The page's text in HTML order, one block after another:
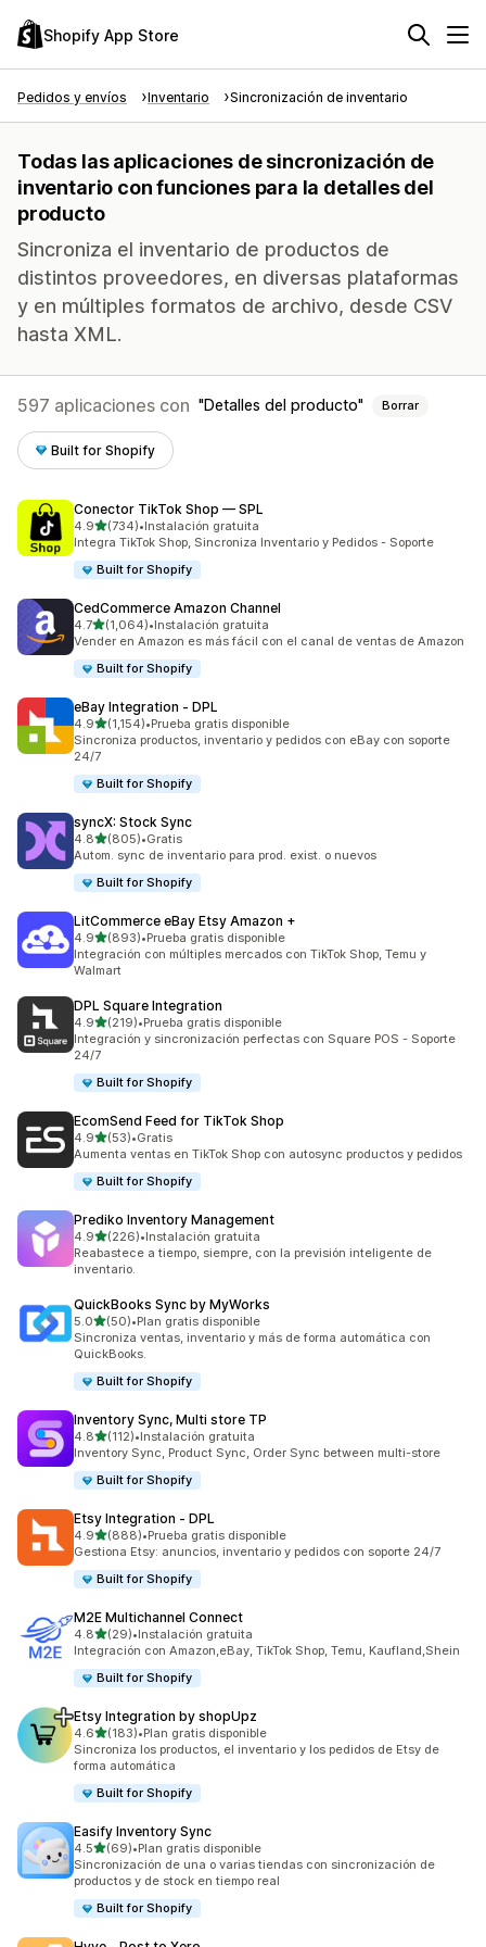
Shopify App Store
Pedidos y envíos Inventario Sincronización de inventario
Todas las aplicaciones de sincronización de
inventario con funciones para la detalles del
producto
Sincroniza el inventario de productos de
distintos proveedores, en diversas plataformas
y en múltiples formatos de archivo, desde CSV
hasta XML.
597 aplicaciones con Detalles del producto Borrar
Built for Shopify
Conector TikTok Shop — SPL
4.9de 5 estrellas
(734)
734 reseñas en total
•Instalación gratuita
Integra TikTok Shop, Sincroniza Inventario y Pedidos - Soporte
Built for Shopify
CedCommerce Amazon Channel
4.7de 5 estrellas
(1,064)
1064 reseñas en total
•Instalación gratuita
Vender en Amazon es más fácil con el canal de ventas de Amazon
Built for Shopify
eBay Integration ‑ DPL
4.9de 5 estrellas
(1,154)
1154 reseñas en total
•Prueba gratis disponible
Sincroniza productos, inventario y pedidos con eBay con soporte
24/7
Built for Shopify
syncX: Stock Sync
4.8de 5 estrellas
(805)
805 reseñas en total
•Gratis
Autom. sync de inventario para prod. exist. o nuevos
Built for Shopify
LitCommerce eBay Etsy Amazon +
4.9de 5 estrellas
(893)
893 reseñas en total
•Prueba gratis disponible
Integración con múltiples mercados con TikTok Shop, Temu y
Walmart
DPL Square Integration
4.9de 5 estrellas
(219)
219 reseñas en total
•Prueba gratis disponible
Integración y sincronización perfectas con Square POS - Soporte
24/7
Built for Shopify
EcomSend Feed for TikTok Shop
4.9de 5 estrellas
(53)
53 reseñas en total
•Gratis
Aumenta ventas en TikTok Shop con autosync productos y pedidos
Built for Shopify
Prediko Inventory Management
4.9de 5 estrellas
(226)
226 reseñas en total
•Instalación gratuita
Reabastece a tiempo, siempre, con la previsión inteligente de
inventario.
QuickBooks Sync by MyWorks
5.0de 5 estrellas
(50)
50 reseñas en total
•Plan gratis disponible
Sincroniza ventas, inventario y más de forma automática con
QuickBooks.
Built for Shopify
Inventory Sync, Multi store TP
4.8de 5 estrellas
(112)
112 reseñas en total
•Instalación gratuita
Inventory Sync, Product Sync, Order Sync between multi-store
Built for Shopify
Etsy Integration ‑ DPL
4.9de 5 estrellas
(888)
888 reseñas en total
•Prueba gratis disponible
Gestiona Etsy: anuncios, inventario y pedidos con soporte 24/7
Built for Shopify
M2E Multichannel Connect
4.8de 5 estrellas
(29)
29 reseñas en total
•Instalación gratuita
Integración con Amazon,eBay, TikTok Shop, Temu, Kaufland,Shein
Built for Shopify
Etsy Integration by shopUpz
4.6de 5 estrellas
(183)
183 reseñas en total
•Plan gratis disponible
Sincroniza los productos, el inventario y los pedidos de Etsy de
forma automática
Built for Shopify
Easify Inventory Sync
4.5de 5 estrellas
(69)
69 reseñas en total
•Plan gratis disponible
Sincronización de una o varias tiendas con sincronización de
productos y de stock en tiempo real
Built for Shopify